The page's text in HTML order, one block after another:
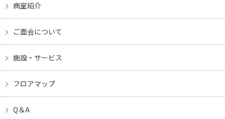
JP EN CH
病室紹介
ご面会について
施設・サービス
フロアマップ
Q＆A